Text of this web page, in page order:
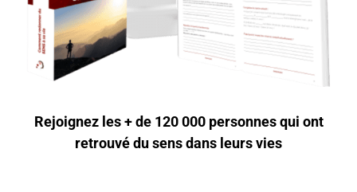
Rejoignez les + de 120 000 personnes qui ont
retrouvé du sens dans leurs vies